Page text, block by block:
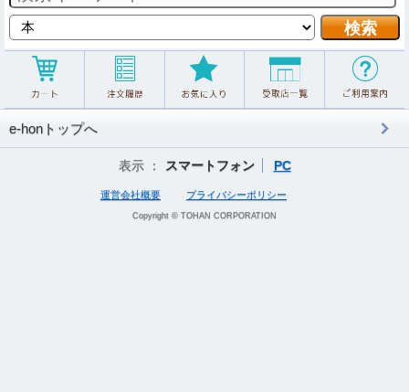
e-honトップへ
表示 ： スマートフォン PC
運営会社概要 プライバシーポリシー
Copyright © TOHAN CORPORATION